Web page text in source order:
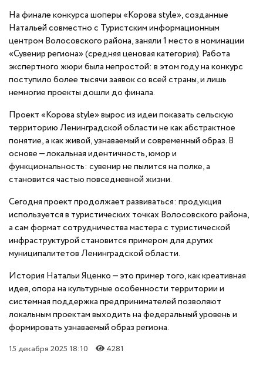
На финале конкурса шоперы «Корова style», созданные
Натальей совместно с Туристским информационным
центром Волосовского района, заняли 1 место в номинации
«Сувенир региона» (средняя ценовая категория). Работа
экспертного жюри была непростой: в этом году на конкурс
поступило более тысячи заявок со всей страны, и лишь
немногие проекты дошли до финала.
Проект «Корова style» вырос из идеи показать сельскую
территорию Ленинградской области не как абстрактное
понятие, а как живой, узнаваемый и современный образ. В
основе — локальная идентичность, юмор и
функциональность: сувенир не пылится на полке, а
становится частью повседневной жизни.
Сегодня проект продолжает развиваться: продукция
используется в туристических точках Волосовского района,
а сам формат сотрудничества мастера с туристической
инфраструктурой становится примером для других
муниципалитетов Ленинградской области.
История Натальи Яценко — это пример того, как креативная
идея, опора на культурные особенности территории и
системная поддержка предпринимателей позволяют
локальным проектам выходить на федеральный уровень и
формировать узнаваемый образ региона.
15 декабря 2025 18:10 4281